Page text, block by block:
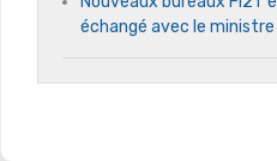
échangé avec le ministre